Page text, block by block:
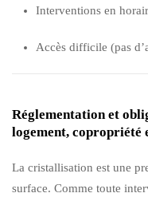
Interventions en
Accès difficile (pas
Réglementation et
logement, copropriété
La cristallisation est une
surface. Comme toute